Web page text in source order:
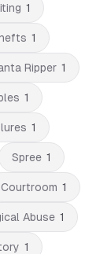
1
1
Ripper 1
1
1
Spree 1
Courtroom 1
Abuse 1
1